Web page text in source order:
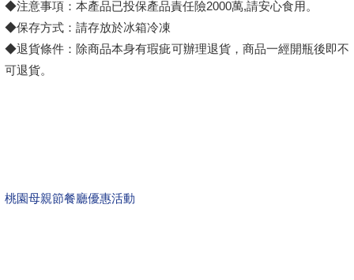
◆注意事項：本產品已投保產品責任險2000萬,請安心食用。
◆保存方式：請存放於冰箱冷凍
◆退貨條件：除商品本身有瑕疵可辦理退貨，商品一經開瓶後即不
可退貨。
桃園母親節餐廳優惠活動